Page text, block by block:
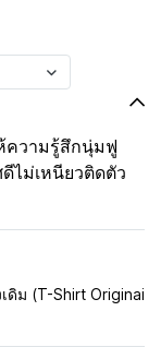
ความรู้สึกนุ่มฟู
ไม่เหนียวติดตัว
ดิม (T-Shirt Originai